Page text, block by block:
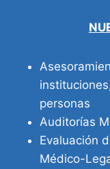
personas
Auditorías
Evaluación
Médico-